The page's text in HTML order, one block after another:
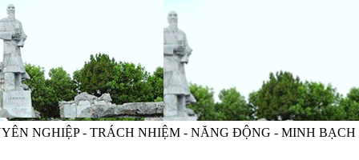
- TRÁCH NHIỆM - NĂNG ĐỘNG - MINH BẠCH - HIỆU